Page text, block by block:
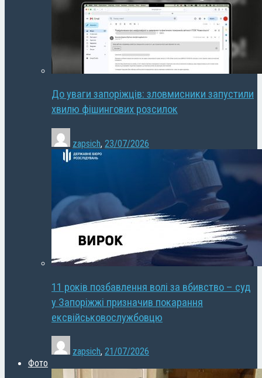
До уваги запоріжців: зловмисники запустили
хвилю фішингових розсилок
zapsich, 23/07/2026
11 років позбавлення волі за вбивство – суд
у Запоріжжі призначив покарання
ексвійськовослужбовцю
zapsich, 21/07/2026
Фото